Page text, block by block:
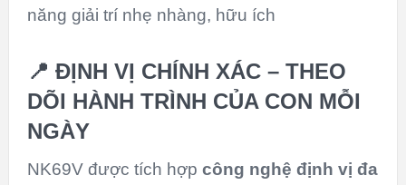
năng giải trí nhẹ nhàng, hữu ích
📍 ĐỊNH VỊ CHÍNH XÁC – THEO
DÕI HÀNH TRÌNH CỦA CON MỖI
NGÀY
NK69V được tích hợp công nghệ định vị đa